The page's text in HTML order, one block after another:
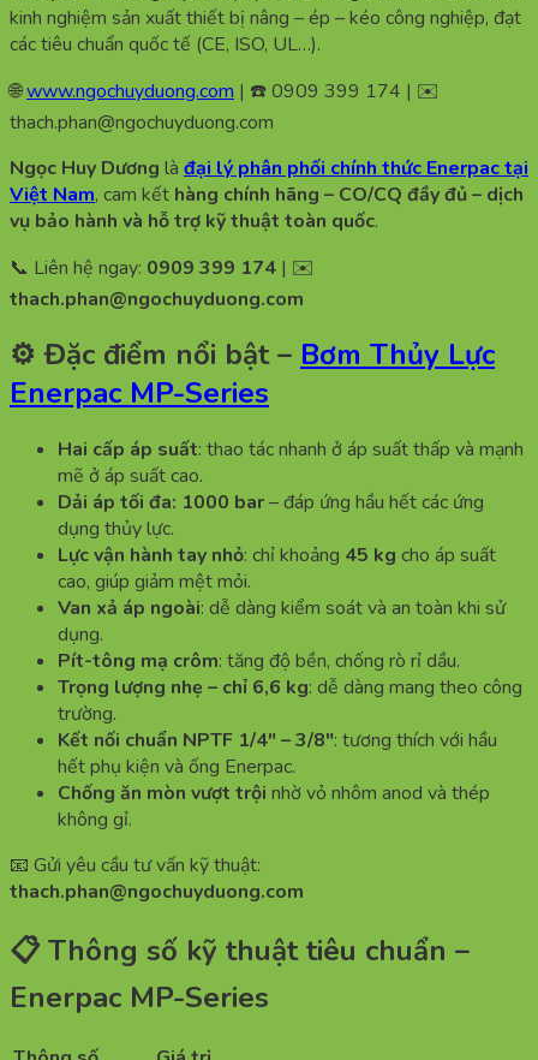
kinh nghiệm sản xuất thiết bị nâng – ép – kéo công nghiệp, đạt
các tiêu chuẩn quốc tế (CE, ISO, UL…).
🌐www.ngochuyduong.com | ☎️ 0909 399 174 | ✉️
thach.phan@ngochuyduong.com
Ngọc Huy Dương là đại lý phân phối chính thức Enerpac tại
Việt Nam, cam kết hàng chính hãng – CO/CQ đầy đủ – dịch
vụ bảo hành và hỗ trợ kỹ thuật toàn quốc.
📞 Liên hệ ngay: 0909 399 174 | ✉️
thach.phan@ngochuyduong.com
⚙️ Đặc điểm nổi bật – Bơm Thủy Lực
Enerpac MP-Series
Hai cấp áp suất: thao tác nhanh ở áp suất thấp và mạnh
mẽ ở áp suất cao.
Dải áp tối đa: 1000 bar– đáp ứng hầu hết các ứng
dụng thủy lực.
Lực vận hành tay nhỏ: chỉ khoảng 45 kg cho áp suất
cao, giúp giảm mệt mỏi.
Van xả áp ngoài: dễ dàng kiểm soát và an toàn khi sử
dụng.
Pít-tông mạ crôm: tăng độ bền, chống rò rỉ dầu.
Trọng lượng nhẹ – chỉ 6,6 kg: dễ dàng mang theo công
trường.
Kết nối chuẩn NPTF 1/4″ – 3/8″: tương thích với hầu
hết phụ kiện và ống Enerpac.
Chống ăn mòn vượt trội nhờ vỏ nhôm anod và thép
không gỉ.
📧 Gửi yêu cầu tư vấn kỹ thuật:
thach.phan@ngochuyduong.com
📋 Thông số kỹ thuật tiêu chuẩn –
Enerpac MP-Series